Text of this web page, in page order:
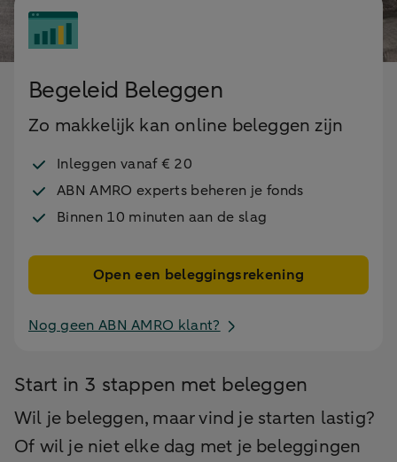
Begeleid Beleggen
Zo makkelijk kan online beleggen zijn
Inleggen vanaf € 20
ABN AMRO experts beheren je fonds
Binnen 10 minuten aan de slag
Open een beleggingsrekening
Nog geen ABN AMRO klant?
Start in 3 stappen met beleggen
Wil je beleggen, maar vind je starten lastig?
Of wil je niet elke dag met je beleggingen